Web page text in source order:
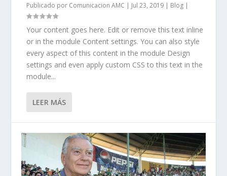
Publicado por Comunicacion AMC | Jul 23, 2019 | Blog |
Your content goes here. Edit or remove this text inline
or in the module Content settings. You can also style
every aspect of this content in the module Design
settings and even apply custom CSS to this text in the
module...
LEER MÁS